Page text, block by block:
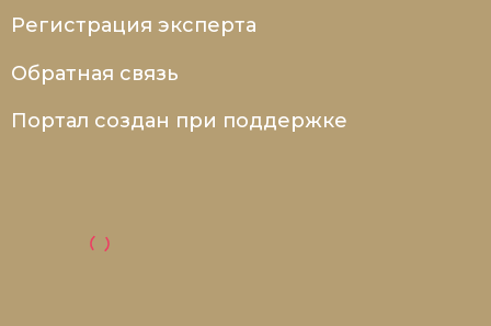
Регистрация эксперта
Обратная связь
Портал создан при поддержке